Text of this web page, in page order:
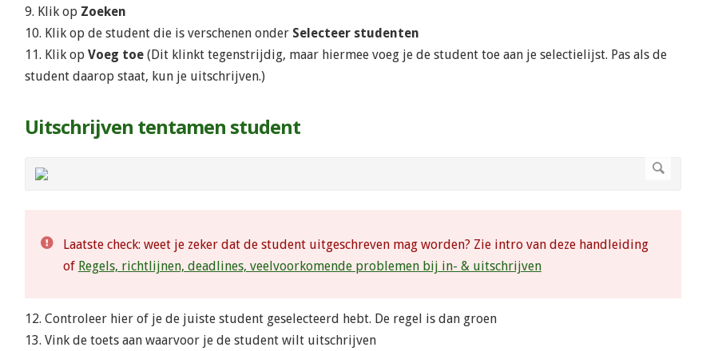
9. Klik op Zoeken
10. Klik op de student die is verschenen onder Selecteer studenten
11. Klik op Voeg toe(Dit klinkt tegenstrijdig, maar hiermee voeg je de student toe aan je selectielijst. Pas als de
student daarop staat, kun je uitschrijven.)
Uitschrijven tentamen student
Laatste check: weet je zeker dat de student uitgeschreven mag worden? Zie intro van deze handleiding
of Regels, richtlijnen, deadlines, veelvoorkomende problemen bij in- & uitschrijven
12. Controleer hier of je de juiste student geselecteerd hebt. De regel is dan groen
13. Vink de toets aan waarvoor je de student wilt uitschrijven